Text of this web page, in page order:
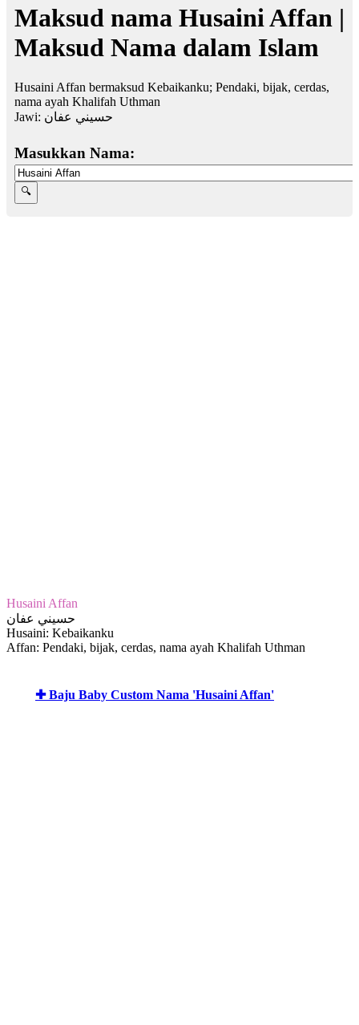
Maksud nama Husaini Affan |
Maksud Nama dalam Islam
Husaini Affan bermaksud Kebaikanku; Pendaki, bijak, cerdas,
nama ayah Khalifah Uthman
Jawi: حسيني عفان
Masukkan Nama:
Husaini Affan
حسيني عفان
Husaini: Kebaikanku
Affan: Pendaki, bijak, cerdas, nama ayah Khalifah Uthman
✚ Baju Baby Custom Nama 'Husaini Affan'